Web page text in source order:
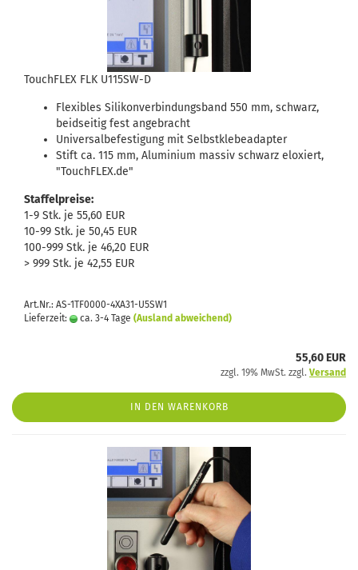
TouchFLEX FLK U115SW-D
Flexibles Silikonverbindungsband 550 mm, schwarz,
beidseitig fest angebracht
Universalbefestigung mit Selbstklebeadapter
Stift ca. 115 mm, Aluminium massiv schwarz eloxiert,
"TouchFLEX.de"
Staffelpreise:
1-9 Stk. je 55,60 EUR
10-99 Stk. je 50,45 EUR
100-999 Stk. je 46,20 EUR
> 999 Stk. je 42,55 EUR
Art.Nr.: AS-1TF0000-4XA31-U5SW1
Lieferzeit:
ca. 3-4 Tage (Ausland abweichend)
55,60 EUR
zzgl. 19% MwSt. zzgl. Versand
IN DEN WARENKORB